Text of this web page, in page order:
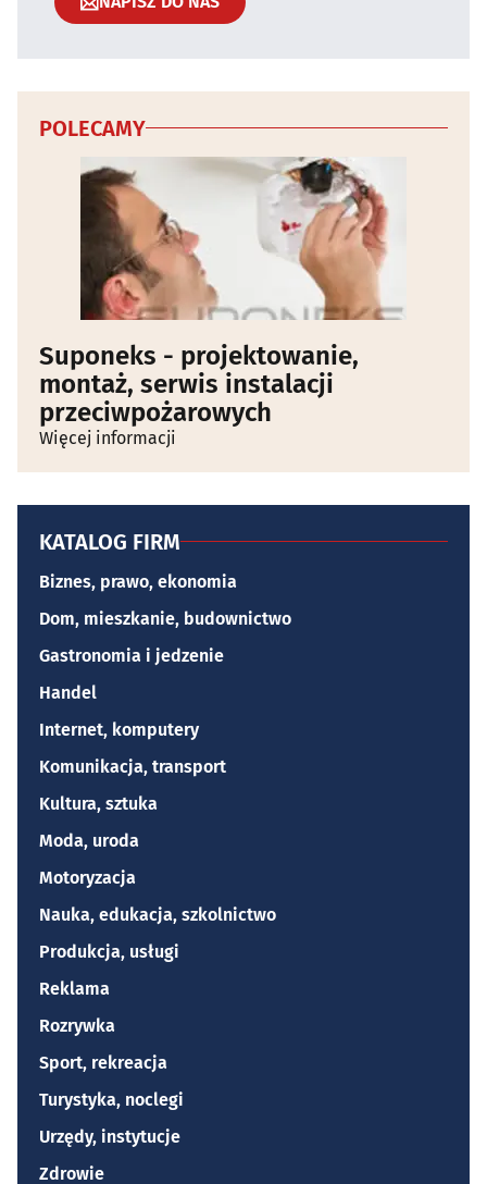
POLECAMY
Suponeks - projektowanie,
montaż, serwis instalacji
przeciwpożarowych
Więcej informacji
KATALOG FIRM
Biznes, prawo, ekonomia
Dom, mieszkanie, budownictwo
Gastronomia i jedzenie
Handel
Internet, komputery
Komunikacja, transport
Kultura, sztuka
Moda, uroda
Motoryzacja
Nauka, edukacja, szkolnictwo
Produkcja, usługi
Reklama
Rozrywka
Sport, rekreacja
Turystyka, noclegi
Urzędy, instytucje
Zdrowie